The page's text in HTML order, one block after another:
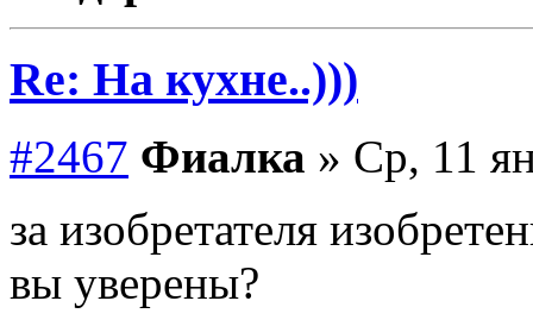
Re: На кухне..)))
#2467 Фиалка » Ср, 11
за изобретателя
вы уверены?